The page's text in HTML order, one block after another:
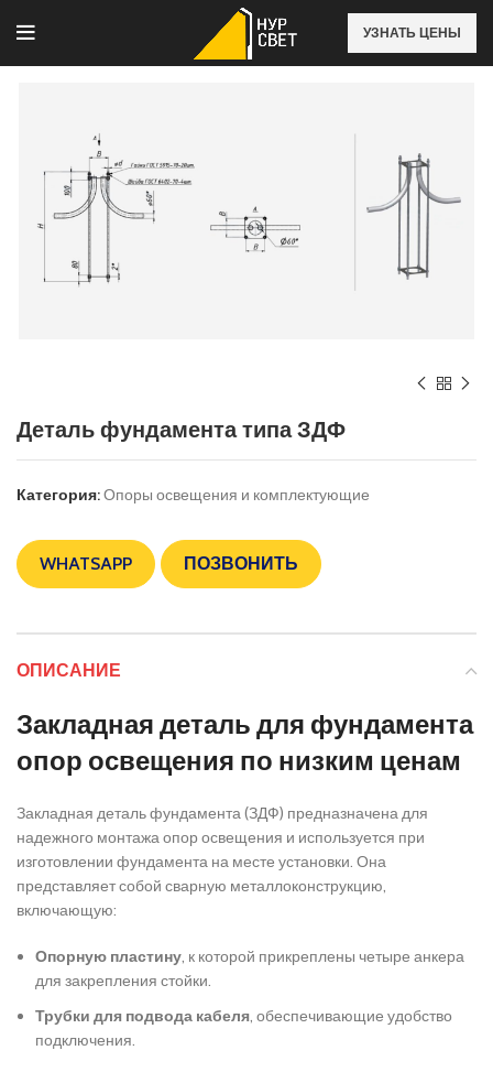
УЗНАТЬ ЦЕНЫ
Деталь фундамента типа ЗДФ
Категория:Опоры освещения и комплектующие
WHATSAPP ПОЗВОНИТЬ
ОПИСАНИЕ
Закладная деталь для фундамента
опор освещения по низким ценам
Закладная деталь фундамента (ЗДФ) предназначена для
надежного монтажа опор освещения и используется при
изготовлении фундамента на месте установки. Она
представляет собой сварную металлоконструкцию,
включающую:
Опорную пластину, к которой прикреплены четыре анкера
для закрепления стойки.
Трубки для подвода кабеля, обеспечивающие удобство
подключения.